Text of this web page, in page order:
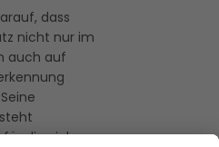
dass
nicht nur im
auch auf
die vielen